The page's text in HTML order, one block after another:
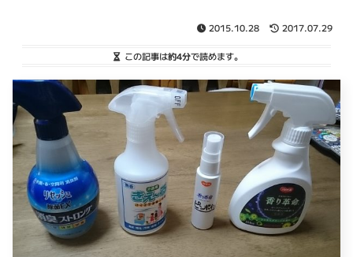
2015.10.28 2017.07.29
この記事は約4分で読めます。